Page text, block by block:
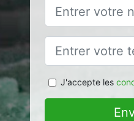
J'accepte les